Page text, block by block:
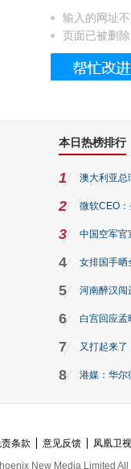
宝的它到底有多美？
输入的网址
页面已被删除
本日热榜排行
1 澳大利亚总
2 微软CEO
3 中国空军官
4 女排国手晒
5 河南醉汉闯
6 白宫回应孟
7 又打起来了
8 港媒：华尔
条款 意见反馈 凤凰卫
New Media Limited All